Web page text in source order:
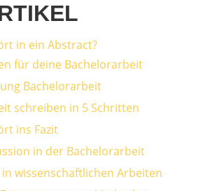
in ein Abstract?
für deine Bachelorarbeit
Bachelorarbeit
schreiben in 5 Schritten
ins Fazit
in der Bachelorarbeit
wissenschaftlichen Arbeiten